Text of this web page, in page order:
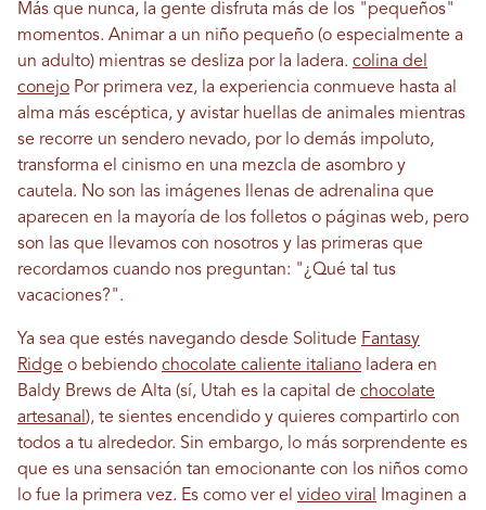
Más que nunca, la gente disfruta más de los "pequeños"
momentos. Animar a un niño pequeño (o especialmente a
un adulto) mientras se desliza por la ladera. colina del
conejo Por primera vez, la experiencia conmueve hasta al
alma más escéptica, y avistar huellas de animales mientras
se recorre un sendero nevado, por lo demás impoluto,
transforma el cinismo en una mezcla de asombro y
cautela. No son las imágenes llenas de adrenalina que
aparecen en la mayoría de los folletos o páginas web, pero
son las que llevamos con nosotros y las primeras que
recordamos cuando nos preguntan: "¿Qué tal tus
vacaciones?".
Ya sea que estés navegando desde Solitude Fantasy
Ridge o bebiendo chocolate caliente italiano ladera en
Baldy Brews de Alta (sí, Utah es la capital de chocolate
artesanal ), te sientes encendido y quieres compartirlo con
todos a tu alrededor. Sin embargo, lo más sorprendente es
que es una sensación tan emocionante con los niños como
lo fue la primera vez. Es como ver el video viral
Imaginen a